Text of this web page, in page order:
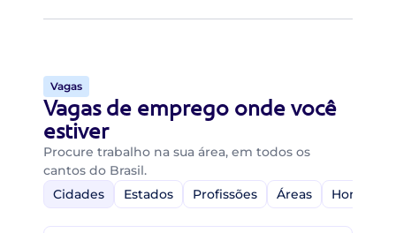
Vagas
Vagas de emprego onde você
estiver
Procure trabalho na sua área, em todos os
cantos do Brasil.
Cidades
Estados Profissões Áreas Home-